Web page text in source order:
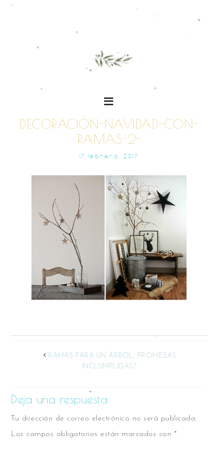
DECORACIÓN-NAVIDAD-CON-
RAMAS-2-
17 FEBRERO, 2017
RAMAS PARA UN ÁRBOL, PROMESAS
INCLUMPLIDAS?
Deja una respuesta
Tu dirección de correo electrónico no será publicada.
Los campos obligatorios están marcados con *